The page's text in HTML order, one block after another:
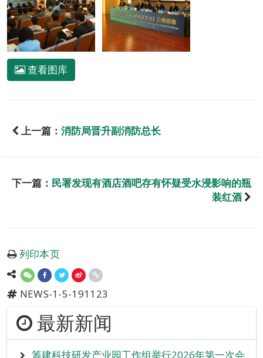
查看图库
上一篇： 消防局晋升副消防总长
下一篇： 民署发现有酒店酒吧存有怀疑受水浸影响的瓶
装红酒
列印本页
NEWS-1-5-191123
最新新闻
筹建科技研发产业园工作组举行2026年第一次会